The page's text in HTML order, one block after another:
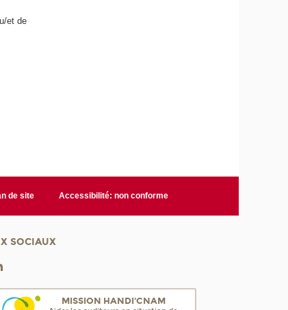
et de
de site Accessibilité: non conforme
SOCIAUX
MISSION HANDI'CNAM